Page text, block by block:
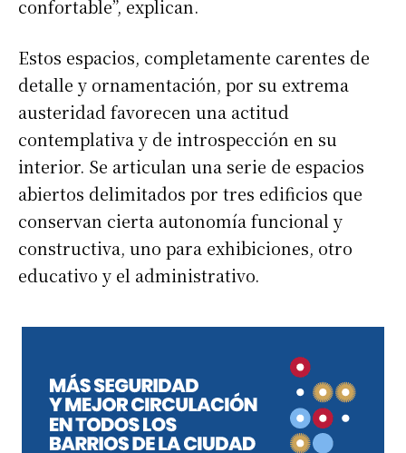
confortable”, explican.
Estos espacios, completamente carentes de
detalle y ornamentación, por su extrema
austeridad favorecen una actitud
contemplativa y de introspección en su
interior. Se articulan una serie de espacios
abiertos delimitados por tres edificios que
conservan cierta autonomía funcional y
constructiva, uno para exhibiciones, otro
educativo y el administrativo.